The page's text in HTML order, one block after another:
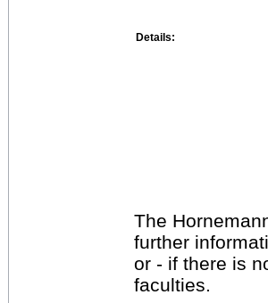
Details:
The
further
or - if there is
faculties.